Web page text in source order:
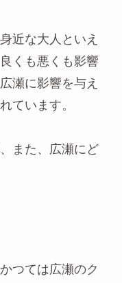
近な大人といえ
くも悪くも影響
瀬に影響を与え
ています。
また、広瀬にど
つては広瀬のク